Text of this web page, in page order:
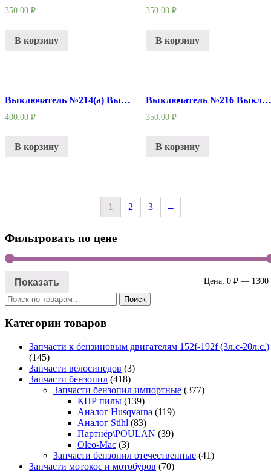
350.00 ₽
В корзину
350.00 ₽
В корзину
Выключатель №214(а) Выключатель подходит для пилы Интерскол ПЦ-16Т, ПЦ-16Т-01 без фиксатора
400.00 ₽
В корзину
Выключатель №216 Выключатель подходит для EVROTEC 125
350.00 ₽
В корзину
1 2 3 →
Фильтровать по цене
Показать Цена: 0 ₽ — 1300
Искать: Поиск
Категории товаров
Запчасти к бензиновым двигателям 152f-192f (3л.с-20л.с.)
(145)
Запчасти велосипедов (3)
Запчасти бензопил (418)
Запчасти бензопил импортные (377)
КНР пилы (139)
Аналог Husqvarna (119)
Аналог Stihl (83)
Партнёр\POULAN (39)
Oleo-Mac (3)
Запчасти бензопил отечественные (41)
Запчасти мотокос и мотобуров (70)